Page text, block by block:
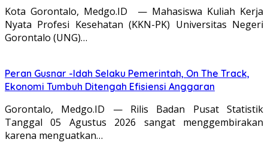
Kota Gorontalo, Medgo.ID — Mahasiswa Kuliah Kerja
Nyata Profesi Kesehatan (KKN-PK) Universitas Negeri
Gorontalo (UNG)…
Peran Gusnar -Idah Selaku Pemerintah, On The Track,
Ekonomi Tumbuh Ditengah Efisiensi Anggaran
Gorontalo, Medgo.ID — Rilis Badan Pusat Statistik
Tanggal 05 Agustus 2026 sangat menggembirakan
karena menguatkan…